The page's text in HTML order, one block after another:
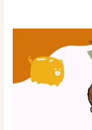
Timothy
4
órás
munkahét